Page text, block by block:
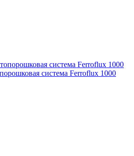
система Ferroflux 1000